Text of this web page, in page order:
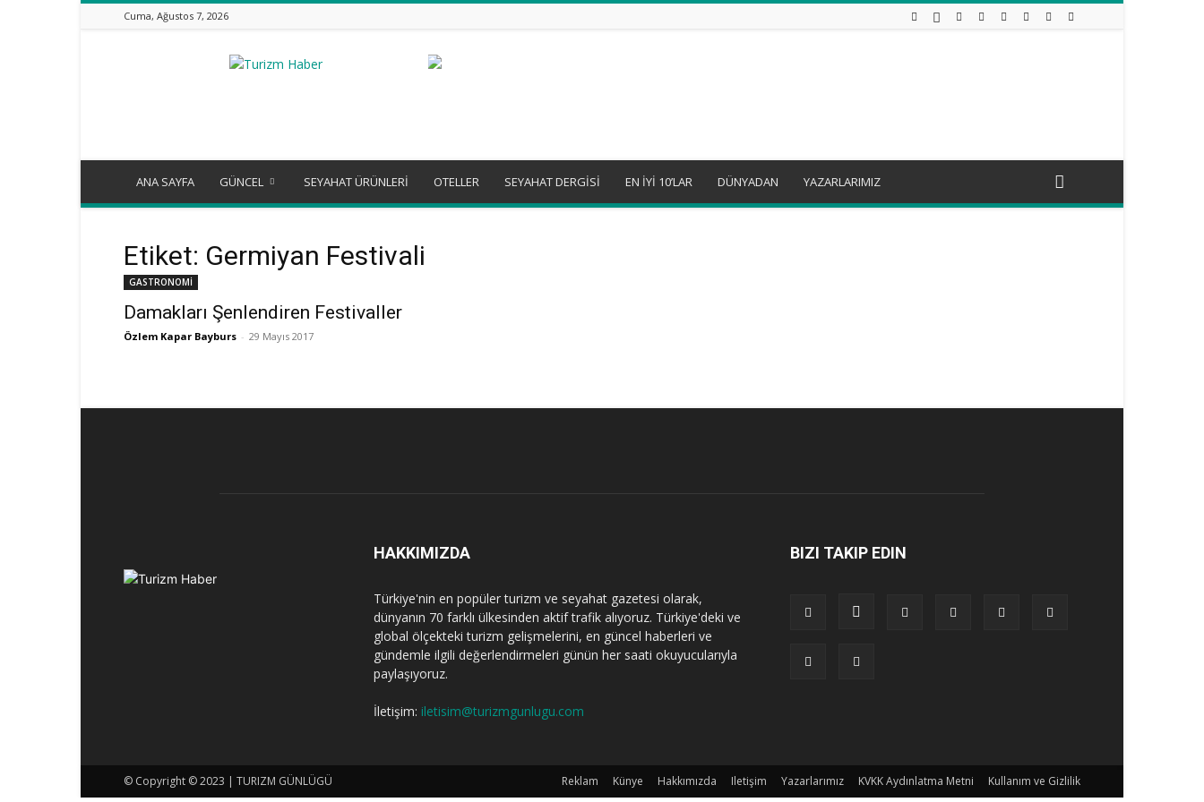
Cuma, Ağustos 7, 2026
Turizm
ANA SAYFA GÜNCEL SEYAHAT ÜRÜNLERİ OTELLER SEYAHAT DERGİSİ EN İYİ 10’LAR DÜNYADAN YAZARLARIMIZ
Etiket: Germiyan Festivali
GASTRONOMİ
Damakları Şenlendiren Festivaller
Özlem Kapar Bayburs - 29 Mayıs 2017
HAKKIMIZDA
Türkiye'nin en popüler turizm ve seyahat gazetesi olarak,
dünyanın 70 farklı ülkesinden aktif trafik alıyoruz. Türkiye'deki ve
global ölçekteki turizm gelişmelerini, en güncel haberleri ve
gündemle ilgili değerlendirmeleri günün her saati okuyucularıyla
paylaşıyoruz.
İletişim: iletisim@turizmgunlugu.com
BIZI TAKIP EDIN
Reklam Künye Hakkımızda Iletişim Yazarlarımız KVKK Aydınlatma Metni Kullanım ve Gizlilik
© Copyright © 2023 | TURIZM GÜNLÜGÜ